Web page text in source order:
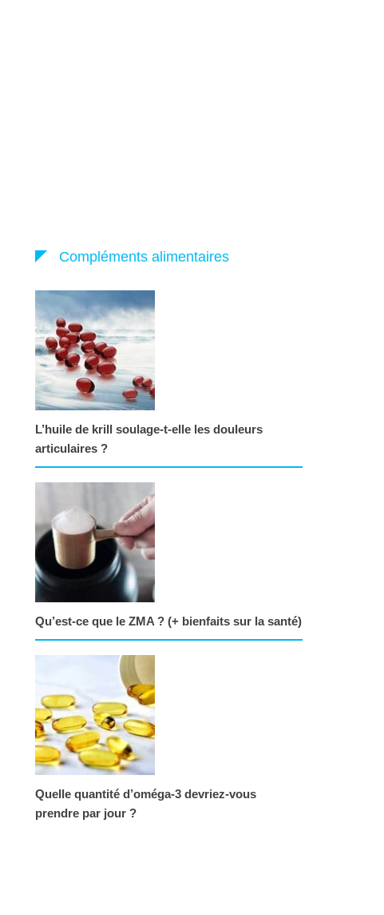
Compléments alimentaires
L’huile de krill soulage-t-elle les douleurs
articulaires ?
Qu’est-ce que le ZMA ? (+ bienfaits sur la santé)
Quelle quantité d’oméga-3 devriez-vous
prendre par jour ?